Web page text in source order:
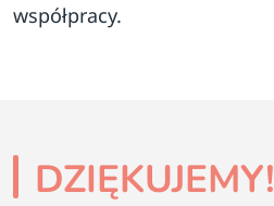
współpracy.
DZIĘKUJEMY!